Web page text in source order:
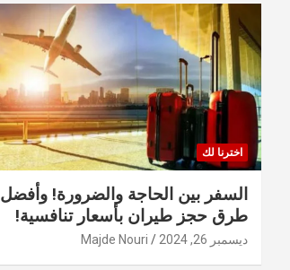
اخترنا لك
السفر بين الحاجة والضرورة! وأفضل
طرق حجز طيران بأسعار تنافسية!
ديسمبر 26, 2024 Majde Nouri